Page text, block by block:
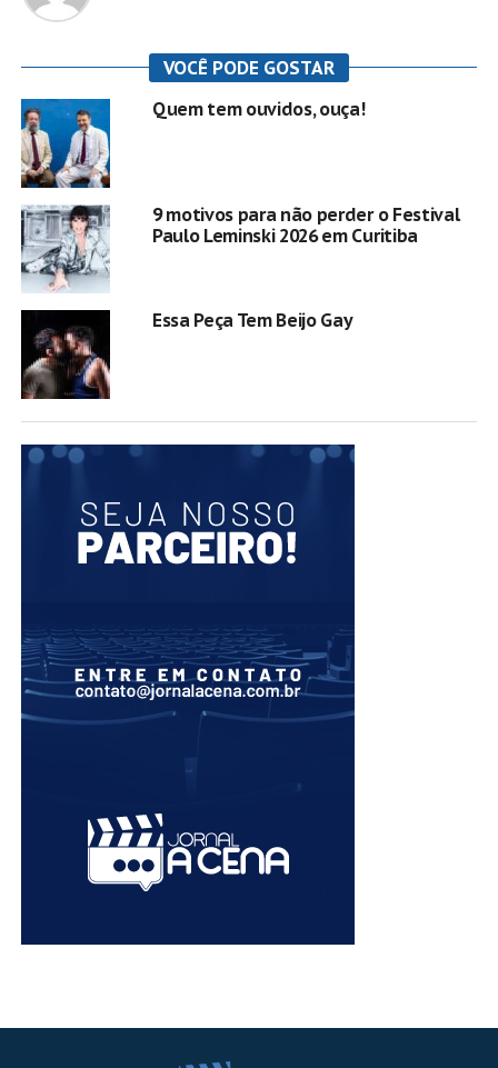
VOCÊ PODE GOSTAR
Quem tem ouvidos, ouça!
9 motivos para não perder o Festival
Paulo Leminski 2026 em Curitiba
Essa Peça Tem Beijo Gay